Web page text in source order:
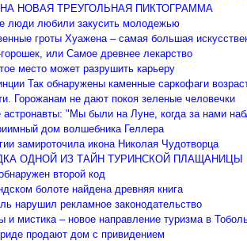
НОВАЯ ТРЕУГОЛЬНАЯ ПИКТОГРАММА
люди любили закусить молодежью
гроты Хуажена – самая большая
или Самое древнее лекарство
место может разрушить карьеру
Так обнаружены каменные саркофаги
Горожанам не дают покоя зеленые человечки
астронавты: "Мы были на Луне, когда за нами
дом волшебника Геллера
замироточила икона Николая Чудотворца
ОДНОЙ ИЗ ТАЙН ТУРИНСКОЙ ПЛАЩАНИЦЫ
второй код
болоте найдена древняя книга
нарушил рекламное законодательство
и мистика – новое направление туризма в
продают дом с привидением